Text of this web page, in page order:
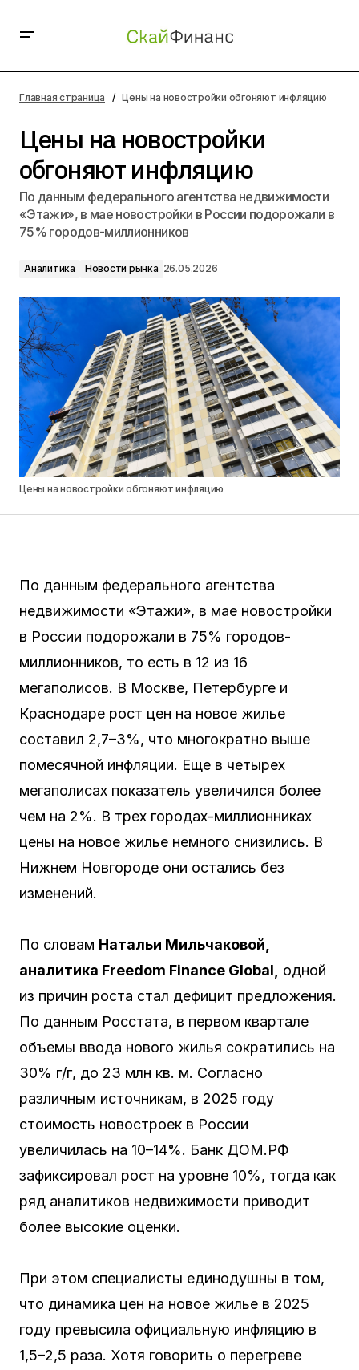
Главная страница Цены на новостройки обгоняют инфляцию
Цены на новостройки
обгоняют инфляцию
По данным федерального агентства недвижимости
«Этажи», в мае новостройки в России подорожали в
75% городов-миллионников
Аналитика Новости рынка 26.05.2026
Цены на новостройки обгоняют инфляцию
По данным федерального агентства
недвижимости «Этажи», в мае новостройки
в России подорожали в 75% городов-
миллионников, то есть в 12 из 16
мегаполисов. В Москве, Петербурге и
Краснодаре рост цен на новое жилье
составил 2,7–3%, что многократно выше
помесячной инфляции. Еще в четырех
мегаполисах показатель увеличился более
чем на 2%. В трех городах-миллионниках
цены на новое жилье немного снизились. В
Нижнем Новгороде они остались без
изменений.
По словам Натальи Мильчаковой,
аналитика Freedom Finance Global,
одной
из причин роста стал дефицит предложения.
По данным Росстата, в первом квартале
объемы ввода нового жилья сократились на
30% г/г, до 23 млн кв. м. Согласно
различным источникам, в 2025 году
стоимость новостроек в России
увеличилась на 10–14%. Банк ДОМ.РФ
зафиксировал рост на уровне 10%, тогда как
ряд аналитиков недвижимости приводит
более высокие оценки.
При этом специалисты единодушны в том,
что динамика цен на новое жилье в 2025
году превысила официальную инфляцию в
1,5–2,5 раза. Хотя говорить о перегреве